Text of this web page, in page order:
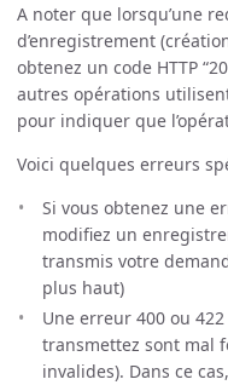
A noter que lorsqu’une
d’enregistrement
obtenez un code HTTP
autres opérations
pour indiquer que
Voici quelques erreurs
Si vous obtenez une
modifiez un
transmis votre
plus haut)
Une erreur 400 ou
transmettez sont mal
invalides). Dans ce